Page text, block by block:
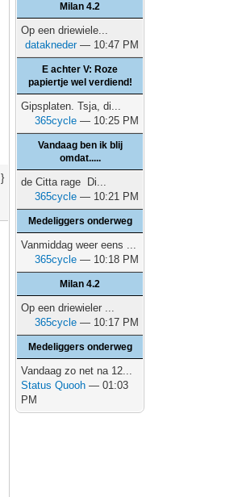
}
Milan 4.2
Op een driewiele...
datakneder— 10:47 PM
E achter V: Roze
papiertje wel verdiend!
Gipsplaten. Tsja, di...
365cycle — 10:25 PM
Vandaag ben ik blij
omdat.....
de Citta rage Di...
365cycle — 10:21 PM
Medeliggers onderweg
Vanmiddag weer eens ...
365cycle — 10:18 PM
Milan 4.2
Op een driewieler ...
365cycle — 10:17 PM
Medeliggers onderweg
Vandaag zo net na 12...
Status Quooh — 01:03
PM